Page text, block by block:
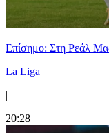
Επίσημο: Στη Ρεάλ
La Liga
|
20:28